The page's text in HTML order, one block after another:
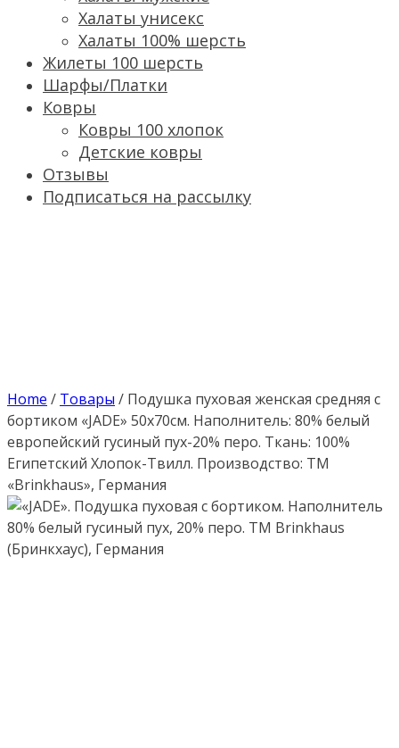
Халаты унисекс
Халаты 100% шерсть
Жилеты 100 шерсть
Шарфы/Платки
Ковры
Ковры 100 хлопок
Детские ковры
Отзывы
Подписаться на рассылку
Home / Товары / Подушка пуховая женская средняя с
бортиком «JADE» 50х70см. Наполнитель: 80% белый
европейский гусиный пух-20% перо. Ткань: 100%
Египетский Хлопок-Твилл. Производство: ТМ
«Brinkhaus», Германия